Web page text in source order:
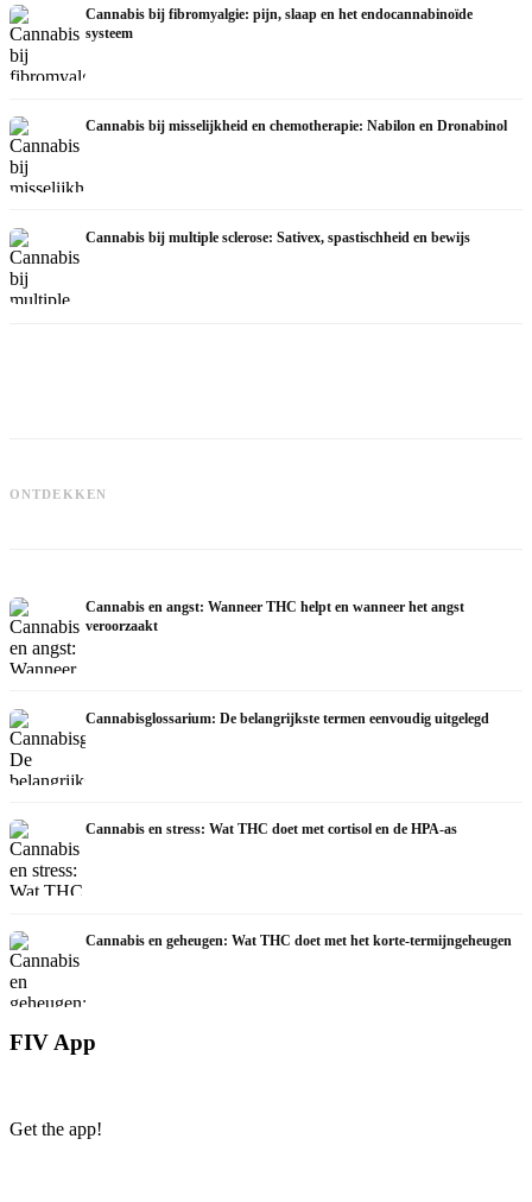
Cannabis bij fibromyalgie: pijn, slaap en het endocannabinoïde
systeem
Cannabis bij misselijkheid en chemotherapie: Nabilon en Dronabinol
Cannabis bij multiple sclerose: Sativex, spastischheid en bewijs
ONTDEKKEN
onderzoekingen
Cannabis en angst: Wanneer THC helpt en wanneer het angst
veroorzaakt
Cannabisglossarium: De belangrijkste termen eenvoudig uitgelegd
Cannabis en stress: Wat THC doet met cortisol en de HPA-as
Cannabis en geheugen: Wat THC doet met het korte-termijngeheugen
FIV App
Get the app!